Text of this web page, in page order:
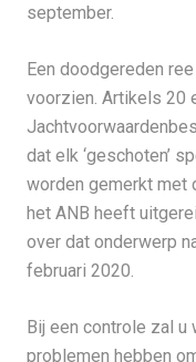
september.
Een doodgereden
voorzien. Artikels 20
dat elk ‘geschoten’
worden gemerkt met
het ANB heeft
over dat onderwerp
februari 2020.
Bij een controle zal u
problemen hebben